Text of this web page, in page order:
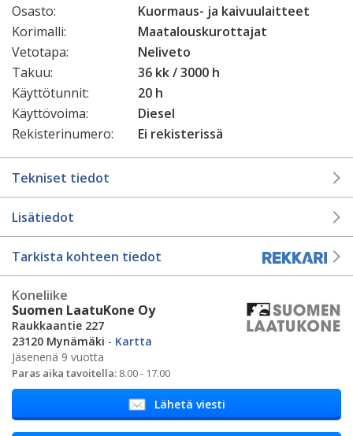
Osasto:
Kuormaus- ja kaivuulaitteet
Korimalli:
Maatalouskurottajat
Vetotapa:
Neliveto
Takuu:
36 kk / 3000 h
Käyttötunnit:
20 h
Käyttövoima:
Diesel
Rekisterinumero:
Ei rekisterissä
Tekniset tiedot
Lisätiedot
Tarkista kohteen tiedot
Koneliike
Suomen LaatuKone Oy
Raukkaantie 227
23120 Mynämäki - Kartta
Jäsenenä 9 vuotta
Paras aika tavoitella: 8.00 - 17.00
Lähetä viesti